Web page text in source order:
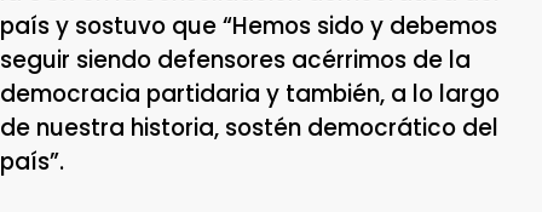
país y sostuvo que “Hemos sido y debemos
seguir siendo defensores acérrimos de la
democracia partidaria y también, a lo largo
de nuestra historia, sostén democrático del
país”.